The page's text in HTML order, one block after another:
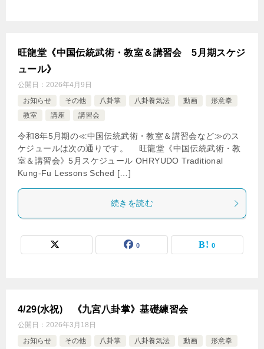
旺龍堂《中国伝統武術・教室＆講習会 5月期スケジ
ュール》
公開日： 2026年4月9日
お知らせ
その他 八卦掌 八卦養気法 動画
形意拳
教室
講座 講習会
令和8年5月期の≪中国伝統武術・教室＆講習会など≫のス
ケジュールは次の通りです。 旺龍堂《中国伝統武術・教
室＆講習会》5月スケジュール OHRYUDO Traditional
Kung-Fu Lessons Sched […]
続きを読む
0 0
4/29(水祝) 《九宮八卦掌》基礎練習会
公開日： 2026年3月18日
お知らせ
その他 八卦掌 八卦養気法 動画
形意拳